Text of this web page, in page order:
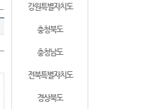
강원특별자치도
충청북도
충청남도
전북특별자치도
경상북도